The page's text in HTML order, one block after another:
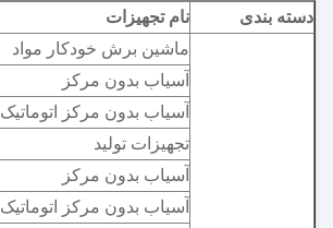
دسته بندی نام تجهیزات
ماشین برش خودکار مواد
آسیاب بدون مرکز
آسیاب بدون مرکز اتوماتیک
تجهیزات تولید
آسیاب بدون مرکز
آسیاب بدون مرکز اتوماتیک